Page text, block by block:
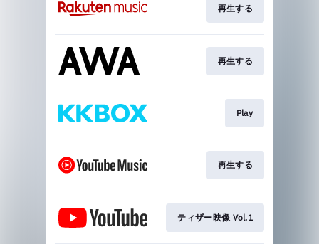
再生する
再生する
Play
再生する
ティザー映像 Vol.1